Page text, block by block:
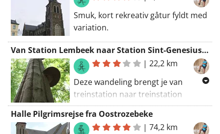
Smuk, kort rekreativ gåtur fyldt med
variation.
Van Station Lembeek naar Station Sint-Genesius-rode
|22,2 km
Deze wandeling brengt je van
treinstation naar treinstation
(Lembeek-Waterloo) over het
virtuele
wandelknooppuntennetwerk.
Halle Pilgrimsrejse fra Oostrozebeke
|74,2 km